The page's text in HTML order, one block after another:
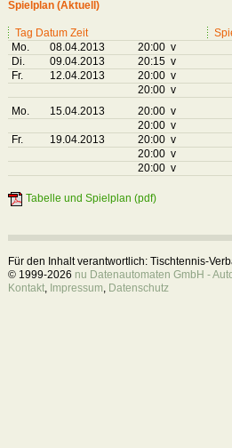
Spielplan (Aktuell)
Tag Datum Zeit
Mo.
08.04.2013
20:00 v
Di.
09.04.2013
20:15 v
Fr.
12.04.2013
20:00 v
20:00 v
Mo.
15.04.2013
20:00 v
20:00 v
Fr.
19.04.2013
20:00 v
20:00 v
20:00 v
Tabelle und Spielplan (pdf)
Für den Inhalt verantwortlich: Tischtennis-
© 1999-2026 nu Datenautomaten GmbH -
Kontakt, Impressum, Datenschutz